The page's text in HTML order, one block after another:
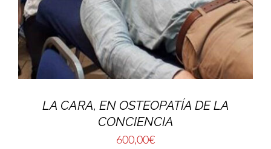
LA CARA, EN OSTEOPATÍA DE LA
CONCIENCIA
600,00€